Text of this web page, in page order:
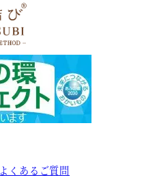
よくあるご質問